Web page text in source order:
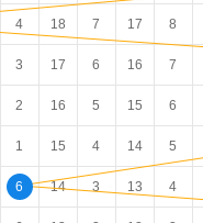
4 18 7 17 8
3 17 6 16 7
2 16 5 15 6
1 15 4 14 5
6 14 3 13 4